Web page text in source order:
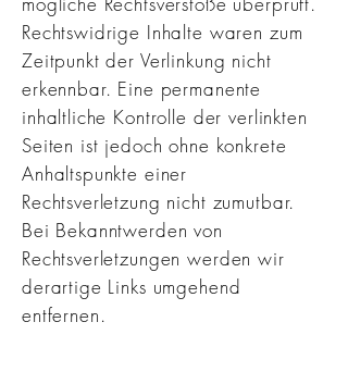
Rechtswidrige Inhalte waren zum
Zeitpunkt der Verlinkung nicht
erkennbar. Eine permanente
inhaltliche Kontrolle der verlinkten
Seiten ist jedoch ohne konkrete
Anhaltspunkte einer
Rechtsverletzung nicht zumutbar.
Bei Bekanntwerden von
Rechtsverletzungen werden wir
derartige Links umgehend
entfernen.